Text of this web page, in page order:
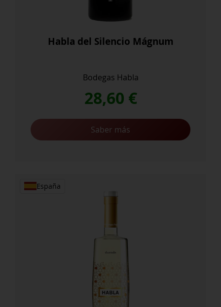
Habla del Silencio Mágnum
Bodegas Habla
28,60 €
Saber más
España